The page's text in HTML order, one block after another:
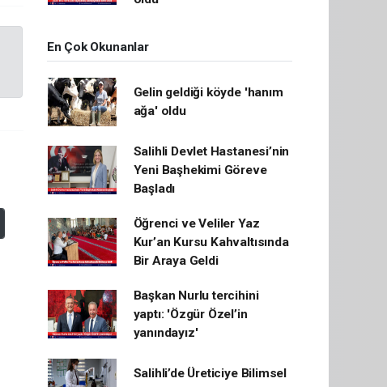
En Çok Okunanlar
Gelin geldiği köyde 'hanım
ağa' oldu
Salihli Devlet Hastanesi’nin
Yeni Başhekimi Göreve
Başladı
Öğrenci ve Veliler Yaz
Kur’an Kursu Kahvaltısında
Bir Araya Geldi
Başkan Nurlu tercihini
yaptı: 'Özgür Özel’in
yanındayız'
Salihli’de Üreticiye Bilimsel